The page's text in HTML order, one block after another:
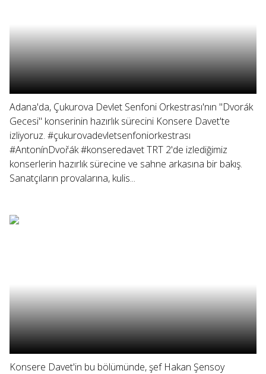
Adana'da, Çukurova Devlet Senfoni Orkestrası'nın "Dvorák
Gecesi" konserinin hazırlık sürecini Konsere Davet'te
izliyoruz. #çukurovadevletsenfoniorkestrası
#AntonínDvořák #konseredavet TRT 2'de izlediğimiz
konserlerin hazırlık sürecine ve sahne arkasına bir bakış.
Sanatçıların provalarına, kulis...
Konsere Davet'in bu bölümünde, şef Hakan Şensoy